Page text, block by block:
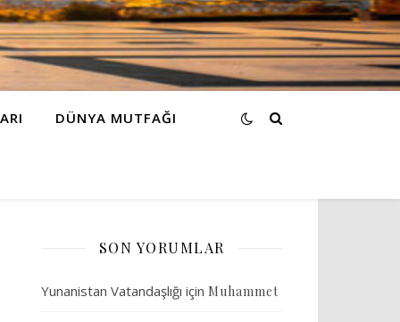
DÜNYA MUTFAĞI
SON YORUMLAR
Yunanistan Vatandaşlığı için Muhammet